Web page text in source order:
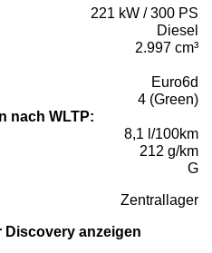
221 kW / 300 PS
Diesel
2.997 cm³
Euro6d
4 (Green)
nach WLTP:
8,1 l/100km
212 g/km
G
Zentrallager
Discovery anzeigen